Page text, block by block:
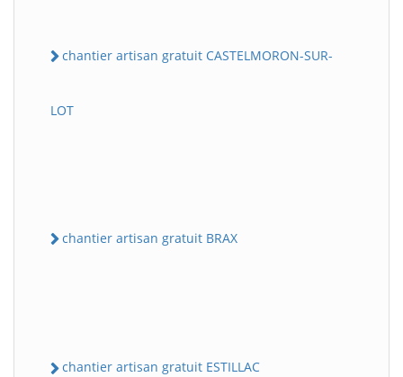
chantier artisan gratuit CASTELMORON-SUR-
LOT
chantier artisan gratuit BRAX
chantier artisan gratuit ESTILLAC